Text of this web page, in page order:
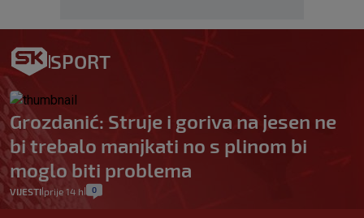
SPORT
Grozdanić: Struje i goriva na jesen ne
bi trebalo manjkati no s plinom bi
moglo biti problema
VIJESTI| prije 14 h 0